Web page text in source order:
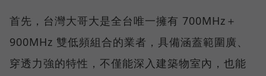
首先，台灣大哥大是全台唯一擁有 700MHz＋
900MHz 雙低頻組合的業者，具備涵蓋範圍廣、
穿透力強的特性，不僅能深入建築物室內，也能